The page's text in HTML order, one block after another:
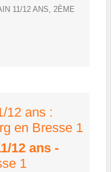
11/12 ANS, 2ÈME
12 ans :
en Bresse 1
12 ans -
1